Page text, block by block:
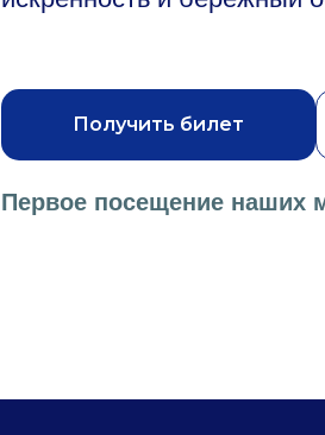
Получить билет
Первое посещение наших